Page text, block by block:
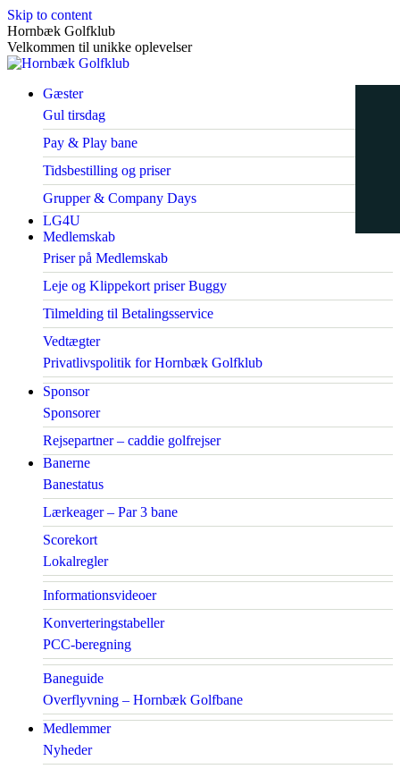
Skip to content
Hornbæk Golfklub
Velkommen til unikke oplevelser
Gæster
Gul tirsdag
Pay & Play bane
Tidsbestilling og priser
Grupper & Company Days
LG4U
Medlemskab
Priser på Medlemskab
Leje og Klippekort priser Buggy
Tilmelding til Betalingsservice
Vedtægter
Privatlivspolitik for Hornbæk Golfklub
Sponsor
Sponsorer
Rejsepartner – caddie golfrejser
Banerne
Banestatus
Lærkeager – Par 3 bane
Scorekort
Lokalregler
Informationsvideoer
Konverteringstabeller
PCC-beregning
Baneguide
Overflyvning – Hornbæk Golfbane
Medlemmer
Nyheder